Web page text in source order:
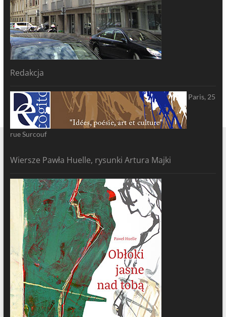
Redakcja
Paris, 25
rue Surcouf
Wiersze Pawła Huelle, rysunki Artura Majki